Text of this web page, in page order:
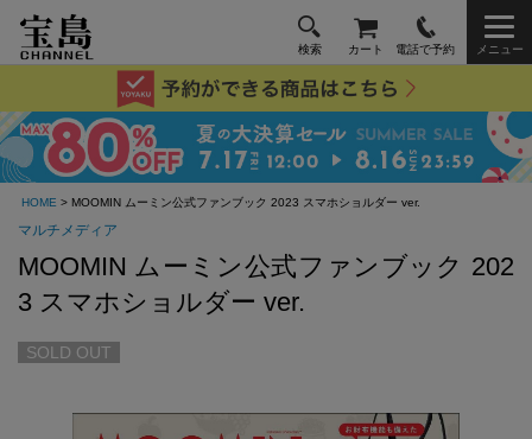
検索 カート 電話で予約 メニュー
HOME > MOOMIN ムーミン公式ファンブック 2023 スマホショルダー ver.
マルチメディア
MOOMIN ムーミン公式ファンブック 202
3 スマホショルダー ver.
SOLD OUT